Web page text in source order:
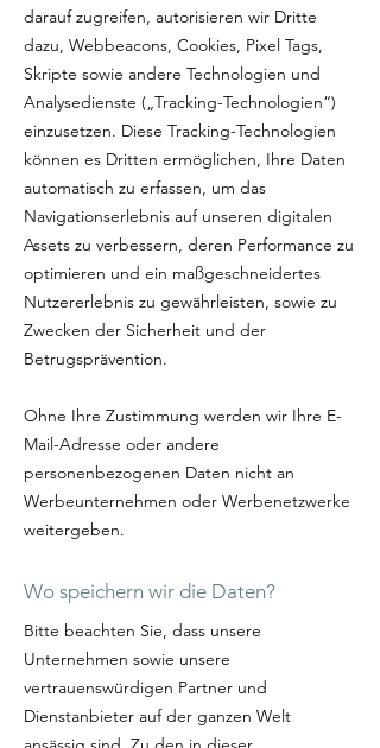
darauf zugreifen, autorisieren wir Dritte
dazu, Webbeacons, Cookies, Pixel Tags,
Skripte sowie andere Technologien und
Analysedienste („Tracking-Technologien“)
einzusetzen. Diese Tracking-Technologien
können es Dritten ermöglichen, Ihre Daten
automatisch zu erfassen, um das
Navigationserlebnis auf unseren digitalen
Assets zu verbessern, deren Performance zu
optimieren und ein maßgeschneidertes
Nutzererlebnis zu gewährleisten, sowie zu
Zwecken der Sicherheit und der
Betrugsprävention.
Ohne Ihre Zustimmung werden wir Ihre E-
Mail-Adresse oder andere
personenbezogenen Daten nicht an
Werbeunternehmen oder Werbenetzwerke
weitergeben.
Wo speichern wir die Daten?
Bitte beachten Sie, dass unsere
Unternehmen sowie unsere
vertrauenswürdigen Partner und
Dienstanbieter auf der ganzen Welt